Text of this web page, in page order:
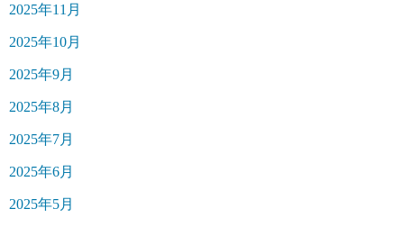
2025年11月
2025年10月
2025年9月
2025年8月
2025年7月
2025年6月
2025年5月